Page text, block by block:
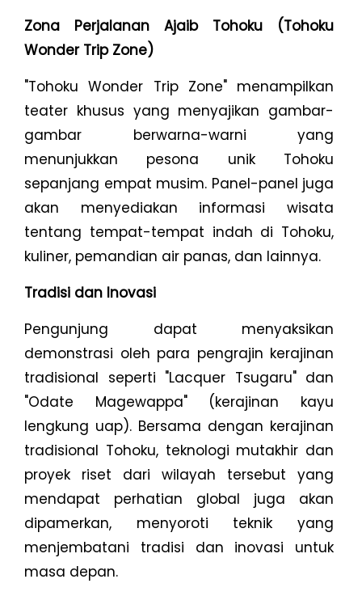
Zona Perjalanan Ajaib Tohoku (Tohoku
Wonder Trip Zone)
"Tohoku Wonder Trip Zone" menampilkan
teater khusus yang menyajikan gambar-
gambar berwarna-warni yang
menunjukkan pesona unik Tohoku
sepanjang empat musim. Panel-panel juga
akan menyediakan informasi wisata
tentang tempat-tempat indah di Tohoku,
kuliner, pemandian air panas, dan lainnya.
Tradisi dan Inovasi
Pengunjung dapat menyaksikan
demonstrasi oleh para pengrajin kerajinan
tradisional seperti "Lacquer Tsugaru" dan
"Odate Magewappa" (kerajinan kayu
lengkung uap). Bersama dengan kerajinan
tradisional Tohoku, teknologi mutakhir dan
proyek riset dari wilayah tersebut yang
mendapat perhatian global juga akan
dipamerkan, menyoroti teknik yang
menjembatani tradisi dan inovasi untuk
masa depan.